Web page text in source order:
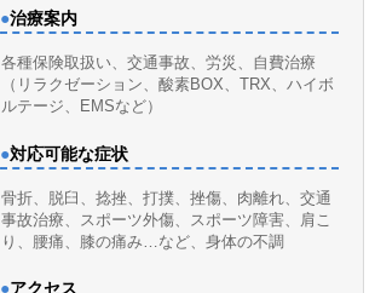
●治療案内
各種保険取扱い、交通事故、労災、自費治療
（リラクゼーション、酸素BOX、TRX、ハイボ
ルテージ、EMSなど）
●対応可能な症状
骨折、脱臼、捻挫、打撲、挫傷、肉離れ、交通
事故治療、スポーツ外傷、スポーツ障害、肩こ
り、腰痛、膝の痛み…など、身体の不調
●アクセス